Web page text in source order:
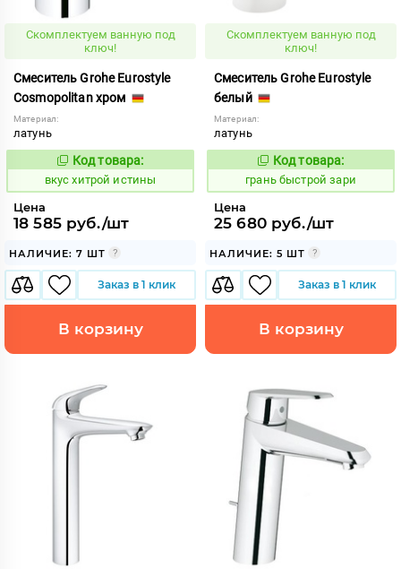
Скомплектуем ванную под
ключ!
Смеситель Grohe Eurostyle
Cosmopolitan хром
Материал:
латунь
Код:
185911
Код товара:
вкус хитрой истины
Цена
18 585 руб./шт
НАЛИЧИЕ: 7 ШТ
Заказ в 1 клик
В корзину
Скомплектуем ванную под
ключ!
Смеситель Grohe Eurostyle
белый
Материал:
латунь
Код:
313528
Код товара:
грань быстрой зари
Цена
25 680 руб./шт
НАЛИЧИЕ: 5 ШТ
Заказ в 1 клик
В корзину